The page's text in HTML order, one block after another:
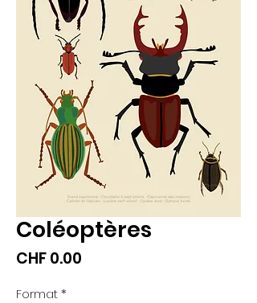
Coléoptères
CHF 0.00
Format*